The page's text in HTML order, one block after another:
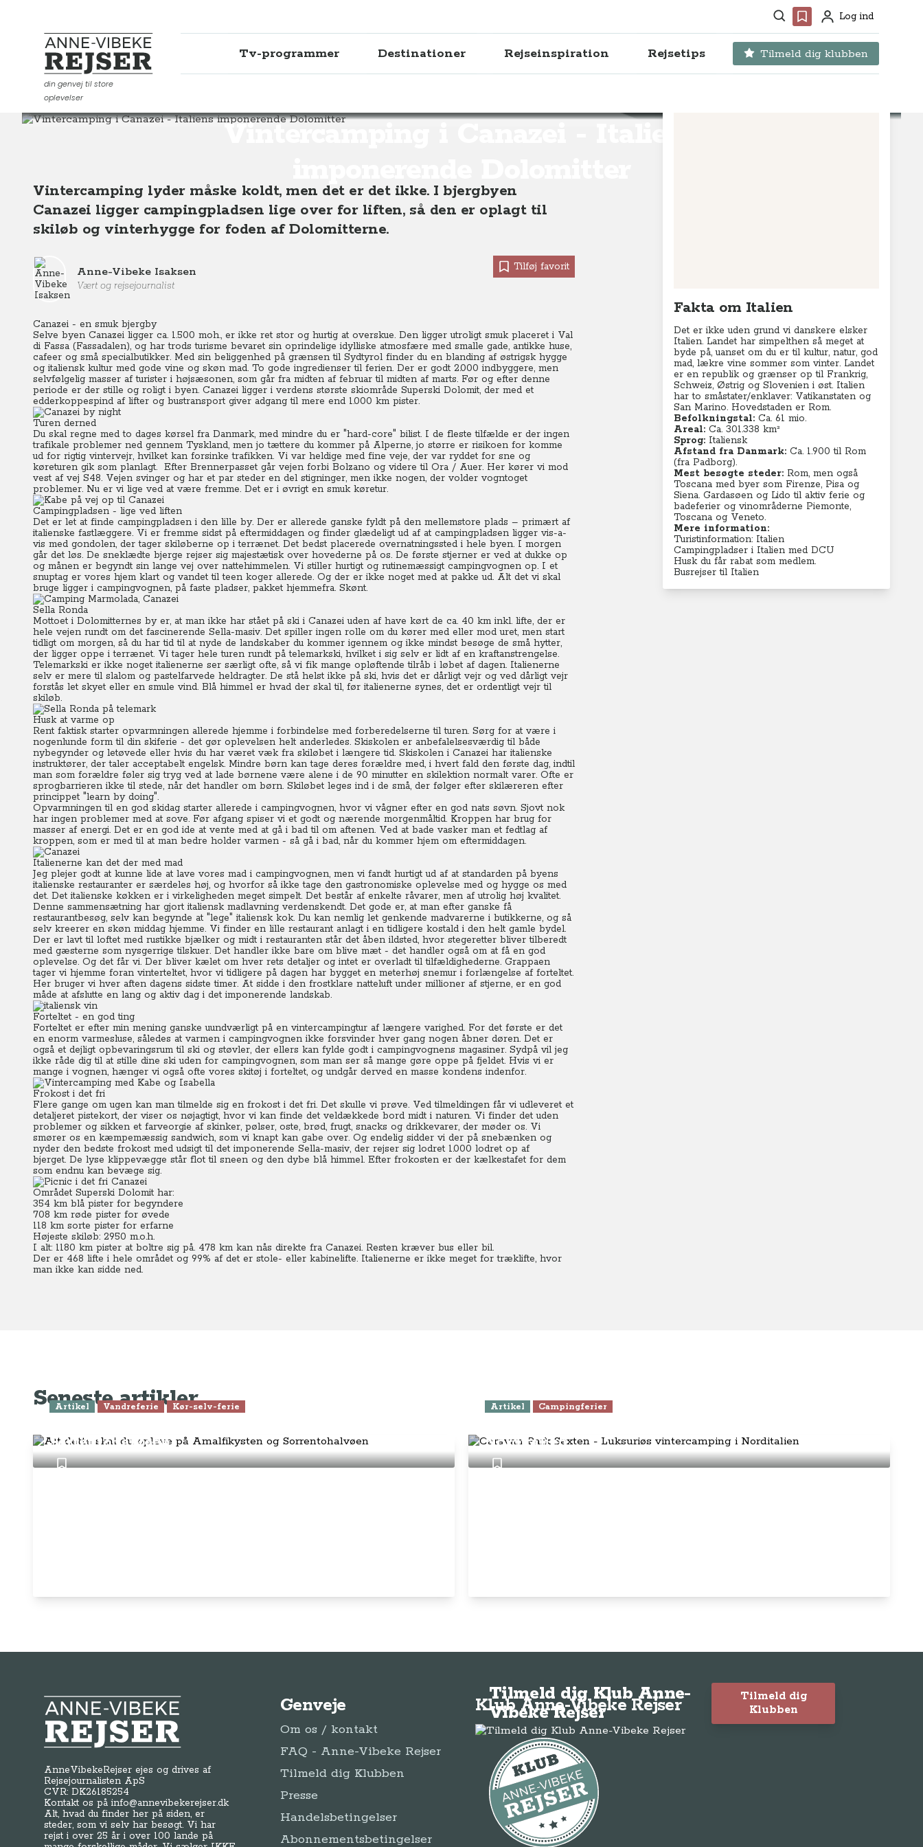
Søg Favoritter
ProfilLog ind
Anne-Vibeke Rejser
din genvej til store
oplevelser
Tv-programmer Destinationer Rejseinspiration Rejsetips Tilmeld dig klubben
Vintercamping i Canazei - Italiens
Destinationer
Vintercamping lyder måske koldt, men det er det ikke. I bjergbyen
Canazei ligger campingpladsen lige over for liften, så den er oplagt til
skiløb og vinterhygge for foden af Dolomitterne.
Anne-Vibeke Isaksen
Vært og rejsejournalist
Tilføj favorit
Canazei - en smuk bjergby
Selve byen Canazei ligger ca. 1.500 moh., er ikke ret stor og hurtig at overskue. Den ligger utroligt smuk placeret i Val
di Fassa (Fassadalen), og har trods turisme bevaret sin oprindelige idylliske atmosfære med smalle gade, antikke huse,
cafeer og små specialbutikker. Med sin beliggenhed på grænsen til Sydtyrol finder du en blanding af østrigsk hygge
og italiensk kultur med gode vine og skøn mad. To gode ingredienser til ferien. Der er godt 2.000 indbyggere, men
selvfølgelig masser af turister i højsæsonen, som går fra midten af februar til midten af marts. Før og efter denne
periode er der stille og roligt i byen. Canazei ligger i verdens største skiområde Superski Dolomit, der med et
edderkoppespind af lifter og bustransport giver adgang til mere end 1.000 km pister.
Turen derned
Du skal regne med to dages kørsel fra Danmark, med mindre du er "hard-core" bilist. I de fleste tilfælde er der ingen
trafikale problemer ned gennem Tyskland, men jo tættere du kommer på Alperne, jo større er risikoen for komme
ud for rigtig vintervejr, hvilket kan forsinke trafikken. Vi var heldige med fine veje, der var ryddet for sne og
køreturen gik som planlagt. Efter Brennerpasset går vejen forbi Bolzano og videre til Ora / Auer. Her kører vi mod
vest af vej S48. Vejen svinger og har et par steder en del stigninger, men ikke nogen, der volder vogntoget
problemer. Nu er vi lige ved at være fremme. Det er i øvrigt en smuk køretur.
Campingpladsen - lige ved liften
Det er let at finde campingpladsen i den lille by. Der er allerede ganske fyldt på den mellemstore plads – primært af
italienske fastlæggere. Vi er fremme sidst på eftermiddagen og finder glædeligt ud af at campingpladsen ligger vis-a-
vis med gondolen, der tager skiløberne op i terrænet. Det bedst placerede overnatningssted i hele byen. I morgen
går det løs. De sneklædte bjerge rejser sig majestætisk over hovederne på os. De første stjerner er ved at dukke op
og månen er begyndt sin lange vej over nattehimmelen. Vi stiller hurtigt og rutinemæssigt campingvognen op. I et
snuptag er vores hjem klart og vandet til teen koger allerede. Og der er ikke noget med at pakke ud. Alt det vi skal
bruge ligger i campingvognen, på faste pladser, pakket hjemmefra. Skønt.
Sella Ronda
Mottoet i Dolomitternes by er, at man ikke har stået på ski i Canazei uden af have kørt de ca. 40 km inkl. lifte, der er
hele vejen rundt om det fascinerende Sella-masiv. Det spiller ingen rolle om du kører med eller mod uret, men start
tidligt om morgen, så du har tid til at nyde de landskaber du kommer igennem og ikke mindst besøge de små hytter,
der ligger oppe i terrænet. Vi tager hele turen rundt på telemarkski, hvilket i sig selv er lidt af en kraftanstrengelse.
Telemarkski er ikke noget italienerne ser særligt ofte, så vi fik mange opløftende tilråb i løbet af dagen. Italienerne
selv er mere til slalom og pastelfarvede heldragter. De stå helst ikke på ski, hvis det er dårligt vejr og ved dårligt vejr
forstås let skyet eller en smule vind. Blå himmel er hvad der skal til, før italienerne synes, det er ordentligt vejr til
skiløb.
Husk at varme op
Rent faktisk starter opvarmningen allerede hjemme i forbindelse med forberedelserne til turen. Sørg for at være i
nogenlunde form til din skiferie - det gør oplevelsen helt anderledes. Skiskolen er anbefalelsesværdig til både
nybegynder og letøvede eller hvis du har været væk fra skiløbet i længere tid. Skiskolen i Canazei har italienske
instruktører, der taler acceptabelt engelsk. Mindre børn kan tage deres forældre med, i hvert fald den første dag, indtil
man som forældre føler sig tryg ved at lade børnene være alene i de 90 minutter en skilektion normalt varer. Ofte er
sprogbarrieren ikke til stede, når det handler om børn. Skiløbet leges ind i de små, der følger efter skilæreren efter
princippet "learn by doing".
Opvarmningen til en god skidag starter allerede i campingvognen, hvor vi vågner efter en god nats søvn. Sjovt nok
har ingen problemer med at sove. Før afgang spiser vi et godt og nærende morgenmåltid. Kroppen har brug for
masser af energi. Det er en god ide at vente med at gå i bad til om aftenen. Ved at bade vasker man et fedtlag af
kroppen, som er med til at man bedre holder varmen - så gå i bad, når du kommer hjem om eftermiddagen.
Italienerne kan det der med mad
Jeg plejer godt at kunne lide at lave vores mad i campingvognen, men vi fandt hurtigt ud af at standarden på byens
italienske restauranter er særdeles høj, og hvorfor så ikke tage den gastronomiske oplevelse med og hygge os med
det. Det italienske køkken er i virkeligheden meget simpelt. Det består af enkelte råvarer, men af utrolig høj kvalitet.
Denne sammensætning har gjort italiensk madlavning verdenskendt. Det gode er, at man efter ganske få
restaurantbesøg, selv kan begynde at "lege" italiensk kok. Du kan nemlig let genkende madvarerne i butikkerne, og så
selv kreerer en skøn middag hjemme. Vi finder en lille restaurant anlagt i en tidligere kostald i den helt gamle bydel.
Der er lavt til loftet med rustikke bjælker og midt i restauranten står det åben ildsted, hvor stegeretter bliver tilberedt
med gæsterne som nysgerrige tilskuer. Det handler ikke bare om blive mæt - det handler også om at få en god
oplevelse. Og det får vi. Der bliver kælet om hver rets detaljer og intet er overladt til tilfældighederne. Grappaen
tager vi hjemme foran vinterteltet, hvor vi tidligere på dagen har bygget en meterhøj snemur i forlængelse af forteltet.
Her bruger vi hver aften dagens sidste timer. At sidde i den frostklare natteluft under millioner af stjerne, er en god
måde at afslutte en lang og aktiv dag i det imponerende landskab.
Forteltet - en god ting
Forteltet er efter min mening ganske uundværligt på en vintercampingtur af længere varighed. For det første er det
en enorm varmesluse, således at varmen i campingvognen ikke forsvinder hver gang nogen åbner døren. Det er
også et dejligt opbevaringsrum til ski og støvler, der ellers kan fylde godt i campingvognens magasiner. Sydpå vil jeg
ikke råde dig til at stille dine ski uden for campingvognen, som man ser så mange gøre oppe på fjeldet. Hvis vi er
mange i vognen, hænger vi også ofte vores skitøj i forteltet, og undgår derved en masse kondens indenfor.
Frokost i det fri
Flere gange om ugen kan man tilmelde sig en frokost i det fri. Det skulle vi prøve. Ved tilmeldingen får vi udleveret et
detaljeret pistekort, der viser os nøjagtigt, hvor vi kan finde det veldækkede bord midt i naturen. Vi finder det uden
problemer og sikken et farveorgie af skinker, pølser, oste, brød, frugt, snacks og drikkevarer, der møder os. Vi
smører os en kæmpemæssig sandwich, som vi knapt kan gabe over. Og endelig sidder vi der på snebænken og
nyder den bedste frokost med udsigt til det imponerende Sella-masiv, der rejser sig lodret 1.000 lodret op af
bjerget. De lyse klippevægge står flot til sneen og den dybe blå himmel. Efter frokosten er der kælkestafet for dem
som endnu kan bevæge sig.
Området Superski Dolomit har:
354 km blå pister for begyndere
708 km røde pister for øvede
118 km sorte pister for erfarne
Højeste skiløb: 2950 m.o.h.
I alt: 1180 km pister at boltre sig på. 478 km kan nås direkte fra Canazei. Resten kræver bus eller bil.
Der er 468 lifte i hele området og 99% af det er stole- eller kabinelifte. Italienerne er ikke meget for træklifte, hvor
man ikke kan sidde ned.
Fakta om Italien
Det er ikke uden grund vi danskere elsker
Italien. Landet har simpelthen så meget at
byde på, uanset om du er til kultur, natur, god
mad, lækre vine sommer som vinter. Landet
er en republik og grænser op til Frankrig,
Schweiz, Østrig og Slovenien i øst. Italien
har to småstater/enklaver: Vatikanstaten og
San Marino. Hovedstaden er Rom.
Befolkningstal: Ca. 61 mio.
Areal: Ca. 301.338 km²
Sprog: Italiensk
Afstand fra Danmark: Ca. 1.900 til Rom
(fra Padborg).
Mest besøgte steder: Rom, men også
Toscana med byer som Firenze, Pisa og
Siena. Gardasøen og Lido til aktiv ferie og
badeferier og vinområderne Piemonte,
Toscana og Veneto.
Mere information:
Turistinformation: Italien
Campingpladser i Italien med DCU
Husk du får rabat som medlem.
Busrejser til Italien
Seneste artikler
Artikel Vandreferie Kør-selv-ferie
Sorrentohalvøen
Artikel Campingferier
Norditalien
Anne-Vibeke Rejser
AnneVibekeRejser ejes og drives af
Rejsejournalisten ApS
CVR: DK26185254
Kontakt os påinfo@annevibekerejser.dk
Alt, hvad du finder her på siden, er
steder, som vi selv har besøgt. Vi har
rejst i over 25 år i over 100 lande på
Genveje
Om os / kontakt
FAQ - Anne-Vibeke Rejser
Tilmeld dig Klubben
Presse
Handelsbetingelser
Abonnementsbetingelser
Klub Anne-Vibeke Rejser
Tilmeld dig Klub Anne-
Vibeke Rejser
Tilmeld dig
Klubben